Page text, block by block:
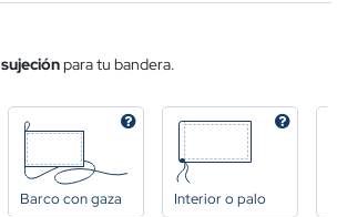
sujeciónpara tu bandera.
Barco con gaza Interior o palo